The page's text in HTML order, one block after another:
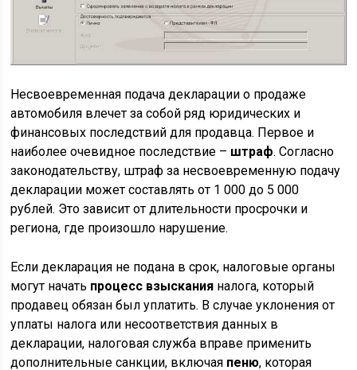
Несвоевременная подача декларации о продаже
автомобиля влечет за собой ряд юридических и
финансовых последствий для продавца. Первое и
наиболее очевидное последствие – штраф. Согласно
законодательству, штраф за несвоевременную подачу
декларации может составлять от 1 000 до 5 000
рублей. Это зависит от длительности просрочки и
региона, где произошло нарушение.
Если декларация не подана в срок, налоговые органы
могут начать процесс взыскания налога, который
продавец обязан был уплатить. В случае уклонения от
уплаты налога или несоответствия данных в
декларации, налоговая служба вправе применить
дополнительные санкции, включая пеню, которая